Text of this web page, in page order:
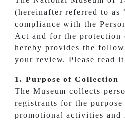
(hereinafter referred to as
compliance with the
Act and for the protection
hereby provides the
your review. Please read
1. Purpose of Collection
The Museum collects
registrants for the
promotional activities and